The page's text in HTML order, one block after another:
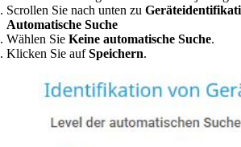
Scrollen Sie nach unten zu
Automatische Suche
Wählen Sie Keine automatische Suche.
Klicken Sie aufSpeichern.